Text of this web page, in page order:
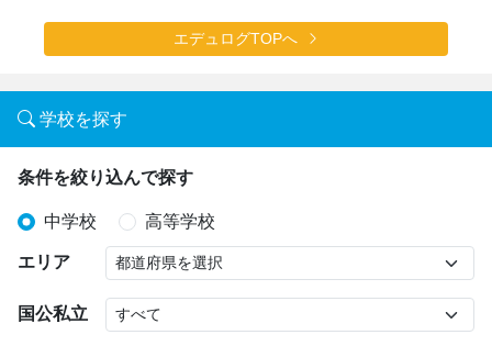
エデュログTOPへ
学校を探す
条件を絞り込んで探す
中学校 高等学校
エリア
国公私立